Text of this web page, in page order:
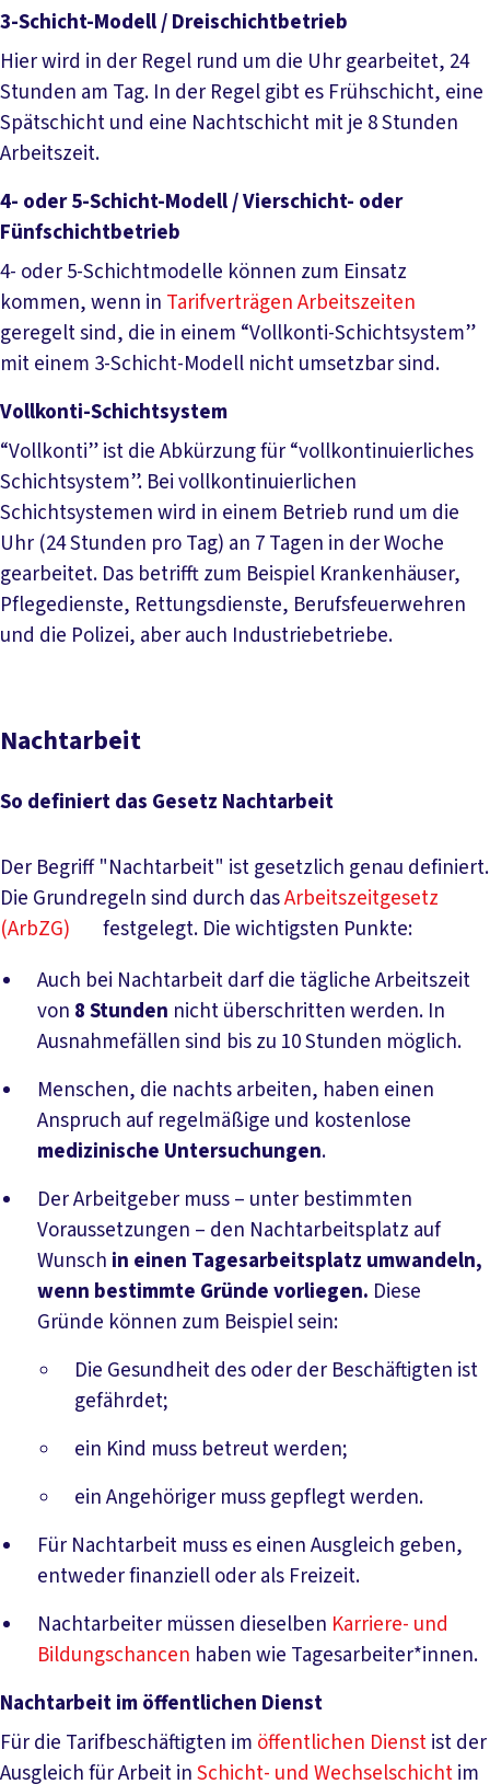
3-Schicht-Modell / Dreischichtbetrieb
Hier wird in der Regel rund um die Uhr gearbeitet, 24
Stunden am Tag. In der Regel gibt es Frühschicht, eine
Spätschicht und eine Nachtschicht mit je 8 Stunden
Arbeitszeit.
4- oder 5-Schicht-Modell / Vierschicht- oder
Fünfschichtbetrieb
4- oder 5-Schichtmodelle können zum Einsatz
kommen, wenn in TarifverträgenArbeitszeiten
geregelt sind, die in einem “Vollkonti-Schichtsystem”
mit einem 3-Schicht-Modell nicht umsetzbar sind.
Vollkonti-Schichtsystem
“Vollkonti” ist die Abkürzung für “vollkontinuierliches
Schichtsystem”. Bei vollkontinuierlichen
Schichtsystemen wird in einem Betrieb rund um die
Uhr (24 Stunden pro Tag) an 7 Tagen in der Woche
gearbeitet. Das betrifft zum Beispiel Krankenhäuser,
Pflegedienste, Rettungsdienste, Berufsfeuerwehren
und die Polizei, aber auch Industriebetriebe.
Nachtarbeit
So definiert das Gesetz Nachtarbeit
Der Begriff "Nachtarbeit" ist gesetzlich genau definiert.
Die Grundregeln sind durch dasArbeitszeitgesetz
(ArbZG)
festgelegt. Die wichtigsten Punkte:
Auch bei Nachtarbeit darf die tägliche Arbeitszeit
von 8 Stunden nicht überschritten werden. In
Ausnahmefällen sind bis zu 10 Stunden möglich.
Menschen, die nachts arbeiten, haben einen
Anspruch auf regelmäßige und kostenlose
medizinische Untersuchungen.
Der Arbeitgeber muss – unter bestimmten
Voraussetzungen – den Nachtarbeitsplatz auf
Wunsch in einen Tagesarbeitsplatz umwandeln,
wenn bestimmte Gründe vorliegen. Diese
Gründe können zum Beispiel sein:
Die Gesundheit des oder der Beschäftigten ist
gefährdet;
ein Kind muss betreut werden;
ein Angehöriger muss gepflegt werden.
Für Nachtarbeit muss es einen Ausgleich geben,
entweder finanziell oder als Freizeit.
Nachtarbeiter müssen dieselben Karriere- und
Bildungschancen haben wie Tagesarbeiter*innen.
Nachtarbeit im öffentlichen Dienst
Für die Tarifbeschäftigten im öffentlichen Dienstist der
Ausgleich für Arbeit inSchicht- und Wechselschichtim